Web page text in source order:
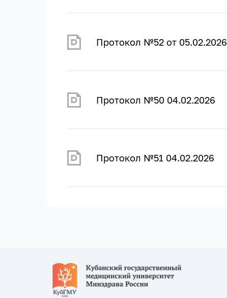
Протокол №52 от 05.02.2026
Протокол №50 04.02.2026
Протокол №51 04.02.2026